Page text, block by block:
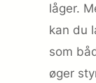
låger.
kan du
som
øger